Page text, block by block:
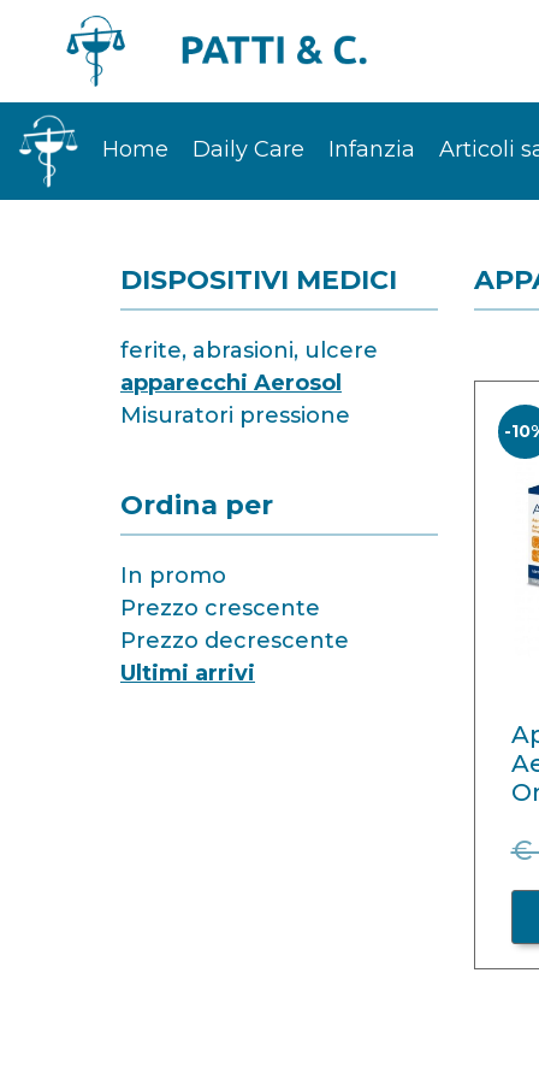
Home Daily Care Infanzia Articoli
DISPOSITIVI MEDICI
ferite, abrasioni, ulcere
apparecchi Aerosol
Misuratori pressione
Ordina per
In promo
Prezzo crescente
Prezzo decrescente
Ultimi arrivi
-
€